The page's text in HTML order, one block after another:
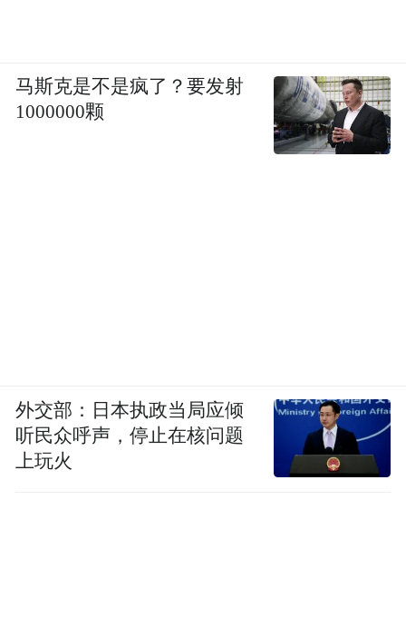
马斯克是不是疯了？要发射
1000000颗
外交部：日本执政当局应倾
听民众呼声，停止在核问题
上玩火